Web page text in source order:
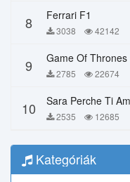
8 Ferrari F1
3038 42142
9 Game Of Thrones
2785 22674
10 2535 12685
Kategóriák